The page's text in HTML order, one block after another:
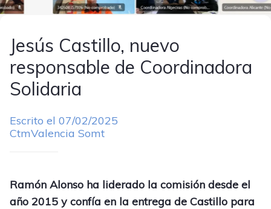
Jesús Castillo, nuevo
responsable de Coordinadora
Solidaria
Escrito el 07/02/2025
CtmValencia Somt
Ramón Alonso ha liderado la comisión desde el
año 2015 y confía en la entrega de Castillo para